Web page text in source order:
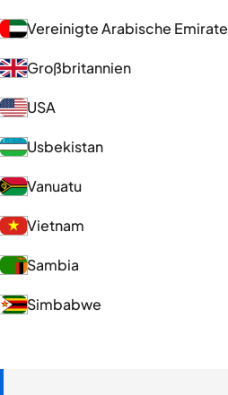
Vereinigte Arabische Emirate
Großbritannien
USA
Usbekistan
Vanuatu
Vietnam
Sambia
Simbabwe